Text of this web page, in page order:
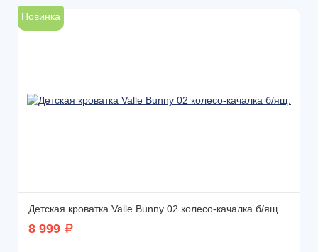
Новинка
Детская кроватка Valle Bunny 02 колесо-качалка б/ящ.
8 999